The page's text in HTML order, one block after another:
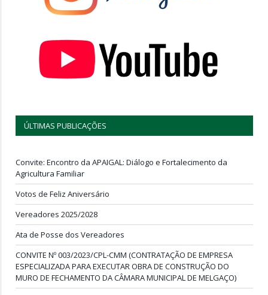
ÚLTIMAS PUBLICAÇÕES
Convite: Encontro da APAIGAL: Diálogo e Fortalecimento da
Agricultura Familiar
Votos de Feliz Aniversário
Vereadores 2025/2028
Ata de Posse dos Vereadores
CONVITE Nº 003/2023/CPL-CMM (CONTRATAÇÃO DE EMPRESA
ESPECIALIZADA PARA EXECUTAR OBRA DE CONSTRUÇÃO DO
MURO DE FECHAMENTO DA CÂMARA MUNICIPAL DE MELGAÇO)